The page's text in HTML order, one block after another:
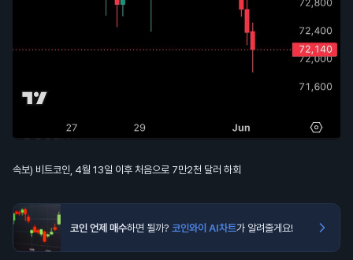
속보) 비트코인, 4월 13일 이후 처음으로 7만2천 달러 하회
코인 언제 매수하면 될까? 코인와이 AI차트가 알려줄게요!